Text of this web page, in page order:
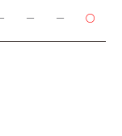
－ － ○